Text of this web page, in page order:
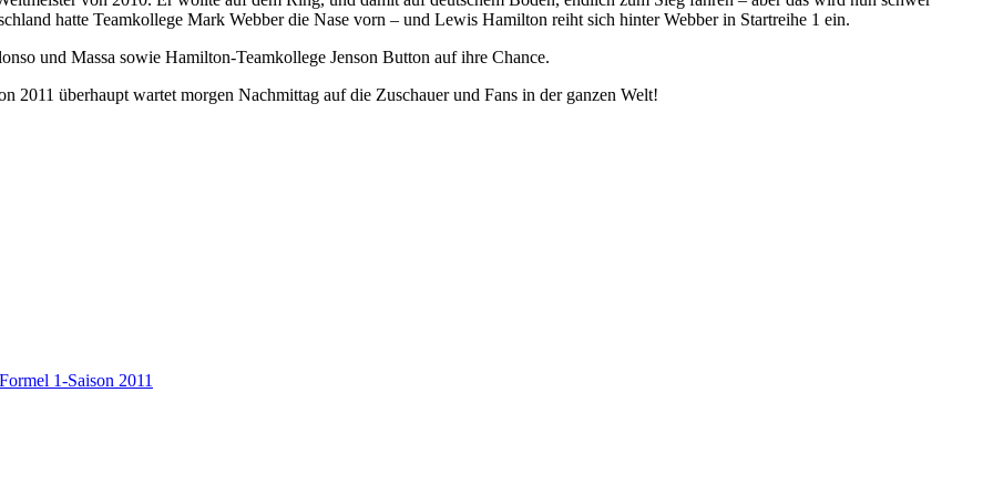
hatte Teamkollege Mark Webber die Nase vorn – und Lewis Hamilton reiht sich hinter Webber in Startreihe 1 ein.
und Massa sowie Hamilton-Teamkollege Jenson Button auf ihre Chance.
2011 überhaupt wartet morgen Nachmittag auf die Zuschauer und Fans in der ganzen Welt!
Formel 1-Saison 2011